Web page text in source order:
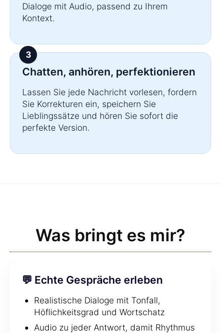
Dialoge mit Audio, passend zu Ihrem
Kontext.
Chatten, anhören, perfektionieren
Lassen Sie jede Nachricht vorlesen, fordern
Sie Korrekturen ein, speichern Sie
Lieblingssätze und hören Sie sofort die
perfekte Version.
Was bringt es mir?
💬 Echte Gespräche erleben
Realistische Dialoge mit Tonfall,
Höflichkeitsgrad und Wortschatz
Audio zu jeder Antwort, damit Rhythmus